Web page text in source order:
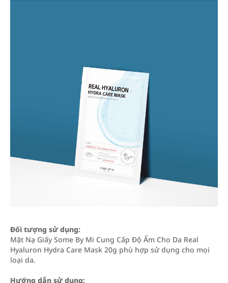
Đối tượng sử dụng:
Mặt Nạ Giấy Some By Mi Cung Cấp Độ Ẩm Cho Da Real
Hyaluron Hydra Care Mask 20g phù hợp sử dụng cho mọi
loại da.
Hướng dẫn sử dụng: